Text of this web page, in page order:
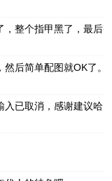
整个指甲黑了，最后
后简单配图就OK了。
入已取消，感谢建议哈！